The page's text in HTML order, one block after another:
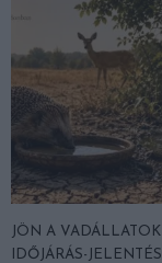
JÖN A VADÁLLATOK
IDŐJÁRÁS-